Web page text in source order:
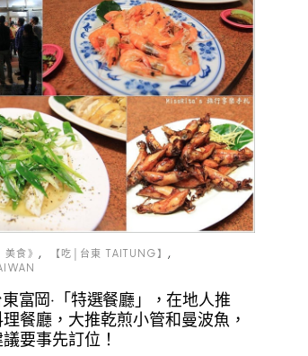
食》
【吃│台東 TAITUNG】
東富岡‧「特選餐廳」，在地人推
餐廳，大推乾煎小管和曼波魚，
要事先訂位！